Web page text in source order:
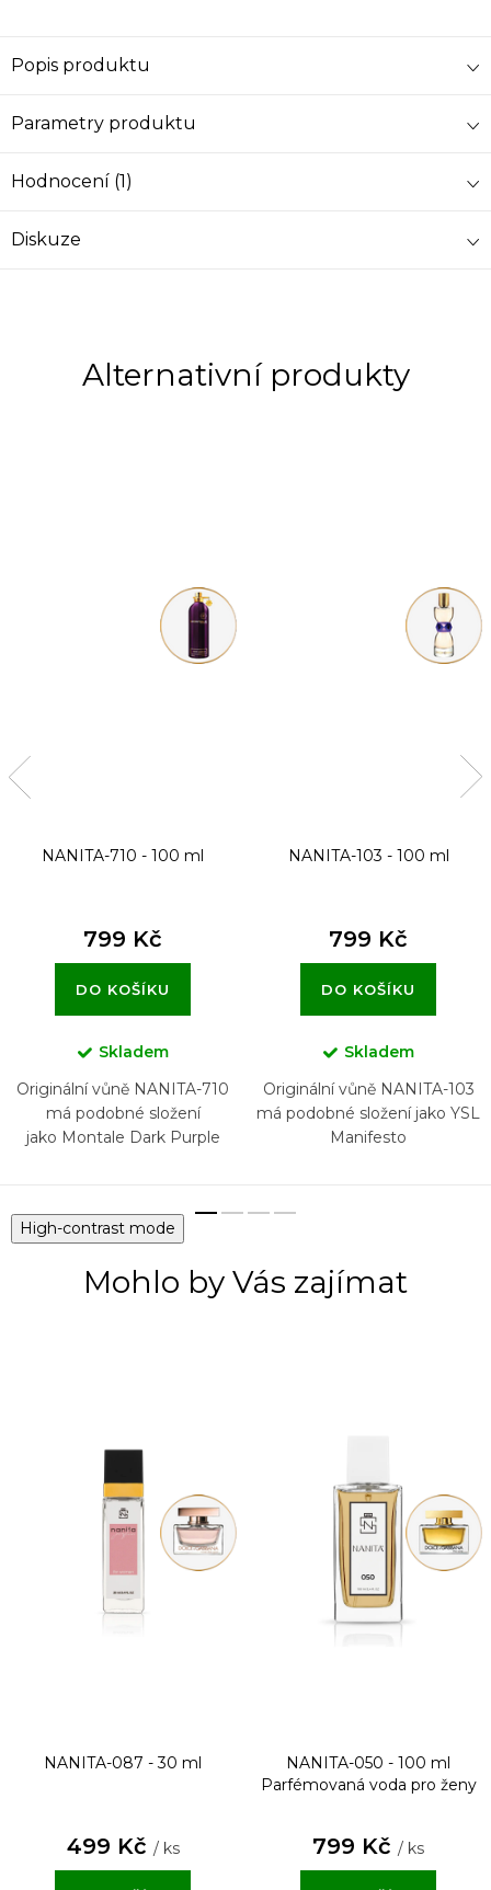
Popis produktu
Parametry produktu
Hodnocení (1)
Diskuze
NANITA-710 - 100 ml
799 Kč
DO KOŠÍKU
Skladem
Originální vůně NANITA-710
má podobné složení
jako Montale Dark Purple
NANITA-103 - 100 ml
799 Kč
DO KOŠÍKU
Skladem
Originální vůně NANITA-103
má podobné složení jako YSL
Manifesto
High-contrast mode
Mohlo by Vás zajímat
NANITA-087 - 30 ml
499 Kč / ks
NANITA-050 - 100 ml
Parfémovaná voda pro ženy
799 Kč / ks